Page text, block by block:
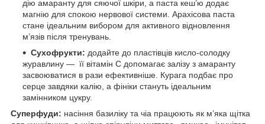
дію амаранту для сяючої шкіри, а паста кеш’ю додає
магнію для спокою нервової системи. Арахісова паста
стане ідеальним вибором для активного відновлення
м’язів після тренувань.
Сухофрукти: додайте до пластівців кисло-солодку
журавлину — її вітамін С допомагає залізу з амаранту
засвоюватися в рази ефективніше. Курага подбає про
серце завдяки калію, а фініки стануть ідеальним
замінником цукру.
Суперфуди: насіння базиліку та чіа працюють як м’яка щітка